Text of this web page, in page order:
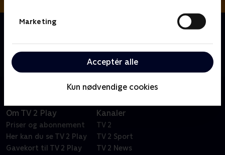
Marketing
Acceptér alle
Kun nødvendige cookies
Om Hudson og Rex
arbejder sammen om at opklare forbrydelser i denne
canadiske krimiserie.
Om TV 2 Play
Priser og abonnement
Her kan du se TV 2 Play
Gavekort til TV 2 Play
Kanaler
TV 2
TV 2 Sport
TV 2 News